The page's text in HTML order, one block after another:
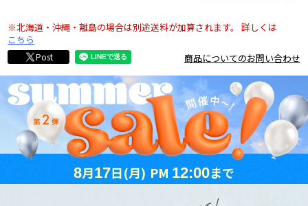
※北海道・沖縄・離島の場合は別途送料が加算されます。
詳しくは
こちら
商品についてのお問い合わせ
Post
8月17日(月) PM 12:00まで